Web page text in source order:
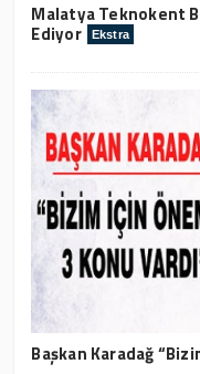
Malatya Teknokent
Ediyor Ekstra
Başkan Karadağ